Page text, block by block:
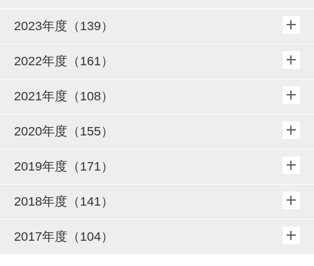
2023年度（139）
2022年度（161）
2021年度（108）
2020年度（155）
2019年度（171）
2018年度（141）
2017年度（104）